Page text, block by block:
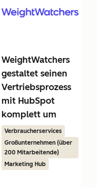
WeightWatchers
gestaltet seinen
Vertriebsprozess
mit HubSpot
komplett um
Verbraucherservices
Großunternehmen (über
200 Mitarbeitende)
Marketing Hub